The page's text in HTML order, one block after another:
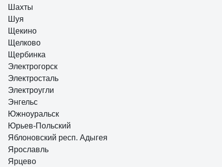
Шахты
Шуя
Щекино
Щелково
Щербинка
Электрогорск
Электросталь
Электроугли
Энгельс
Южноуральск
Юрьев-Польский
Яблоновский респ. Адыгея
Ярославль
Ярцево